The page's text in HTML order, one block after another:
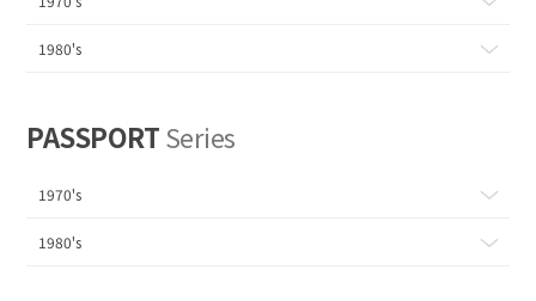
1980's
PASSPORTSeries
1970's
1980's